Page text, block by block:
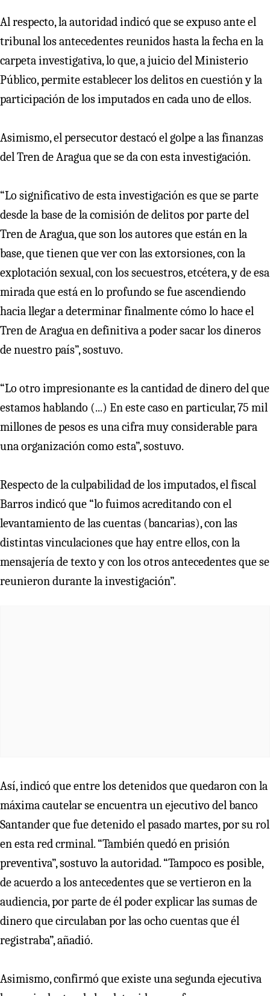
Al respecto, la autoridad indicó que se expuso ante el
tribunal los antecedentes reunidos hasta la fecha en la
carpeta investigativa, lo que, a juicio del Ministerio
Público, permite establecer los delitos en cuestión y la
participación de los imputados en cada uno de ellos.
Asimismo, el persecutor destacó el golpe a las finanzas
del Tren de Aragua que se da con esta investigación.
“Lo significativo de esta investigación es que se parte
desde la base de la comisión de delitos por parte del
Tren de Aragua, que son los autores que están en la
base, que tienen que ver con las extorsiones, con la
explotación sexual, con los secuestros, etcétera, y de esa
mirada que está en lo profundo se fue ascendiendo
hacia llegar a determinar finalmente cómo lo hace el
Tren de Aragua en definitiva a poder sacar los dineros
de nuestro país”, sostuvo.
“Lo otro impresionante es la cantidad de dinero del que
estamos hablando (...) En este caso en particular, 75 mil
millones de pesos es una cifra muy considerable para
una organización como esta”, sostuvo.
Respecto de la culpabilidad de los imputados, el fiscal
Barros indicó que “lo fuimos acreditando con el
levantamiento de las cuentas (bancarias), con las
distintas vinculaciones que hay entre ellos, con la
mensajería de texto y con los otros antecedentes que se
reunieron durante la investigación”.
Así, indicó que entre los detenidos que quedaron con la
máxima cautelar se encuentra un ejecutivo del banco
Santander que fue detenido el pasado martes, por su rol
en esta red crminal. “También quedó en prisión
preventiva”, sostuvo la autoridad. “Tampoco es posible,
de acuerdo a los antecedentes que se vertieron en la
audiencia, por parte de él poder explicar las sumas de
dinero que circulaban por las ocho cuentas que él
registraba”, añadió.
Asimismo, confirmó que existe una segunda ejecutiva